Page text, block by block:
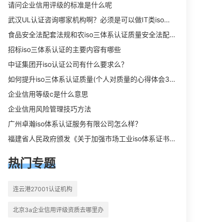
请问企业信用评级的标准是什么呢
武汉UL认证咨询哪家机构啊？必须是可以做IT类iso三体系认证UL认证的机构？
食品安全法配套法规和农iso三体系认证质量安全法配套法规分别是什么？
招标iso三体系认证的主要内容有哪些
中证集团开iso认证公司有什么要求么？
如何提升iso三体系认证质量(个人对质量的心得体会300字)
企业信用等级c是什么意思
企业信用风险管理技巧方法
广州卓瀚iso体系认证服务有限公司怎么样？
福建省人民政府颁发《关于加强市场工业iso体系证书质量监督检验与管理的暂行规定》的通知
热门专题
连云港27001认证机构
北京3a企业信用评级资质去哪里办